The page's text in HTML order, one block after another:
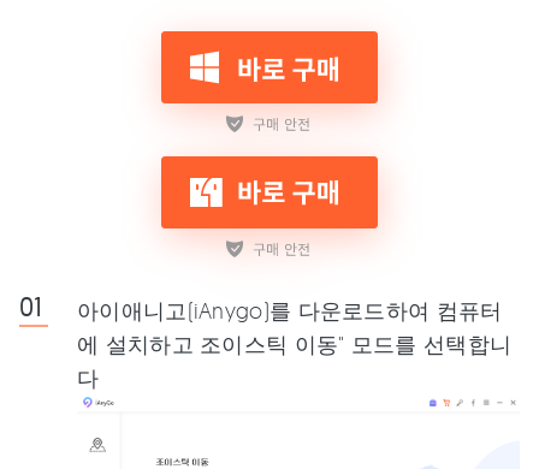
아이애니고(iAnygo)를 다운로드하여 컴퓨터
에 설치하고 조이스틱 이동" 모드를 선택합니
다